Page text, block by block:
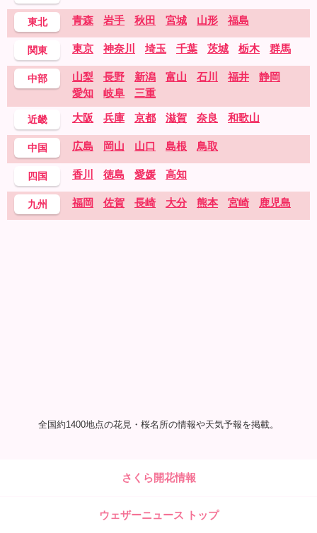
東北 青森 岩手 秋田 宮城 山形 福島
関東 東京 神奈川 埼玉 千葉 茨城 栃木 群馬
中部 山梨 長野 新潟 富山 石川 福井
静岡
愛知
岐阜 三重
近畿 大阪 兵庫 京都 滋賀 奈良 和歌山
中国 広島 岡山 山口 島根 鳥取
四国 香川 徳島 愛媛 高知
九州 福岡 佐賀 長崎 大分 熊本 宮崎 鹿児島
全国約1400地点の花見・桜名所の情報や天気予報を掲載。
さくら開花情報
ウェザーニュース トップ